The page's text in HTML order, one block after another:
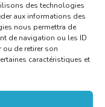
des technologies
aux informations des
nous permettra de
de navigation ou les ID
ou de retirer son
caractéristiques et